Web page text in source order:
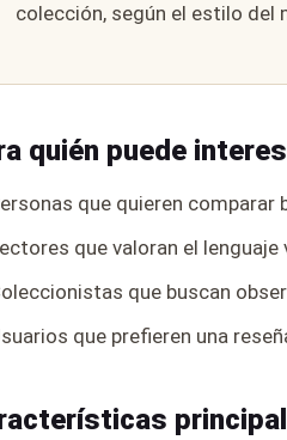
colección, según el estilo del
quién puede
que quieren comparar
que valoran el
que buscan
que prefieren una